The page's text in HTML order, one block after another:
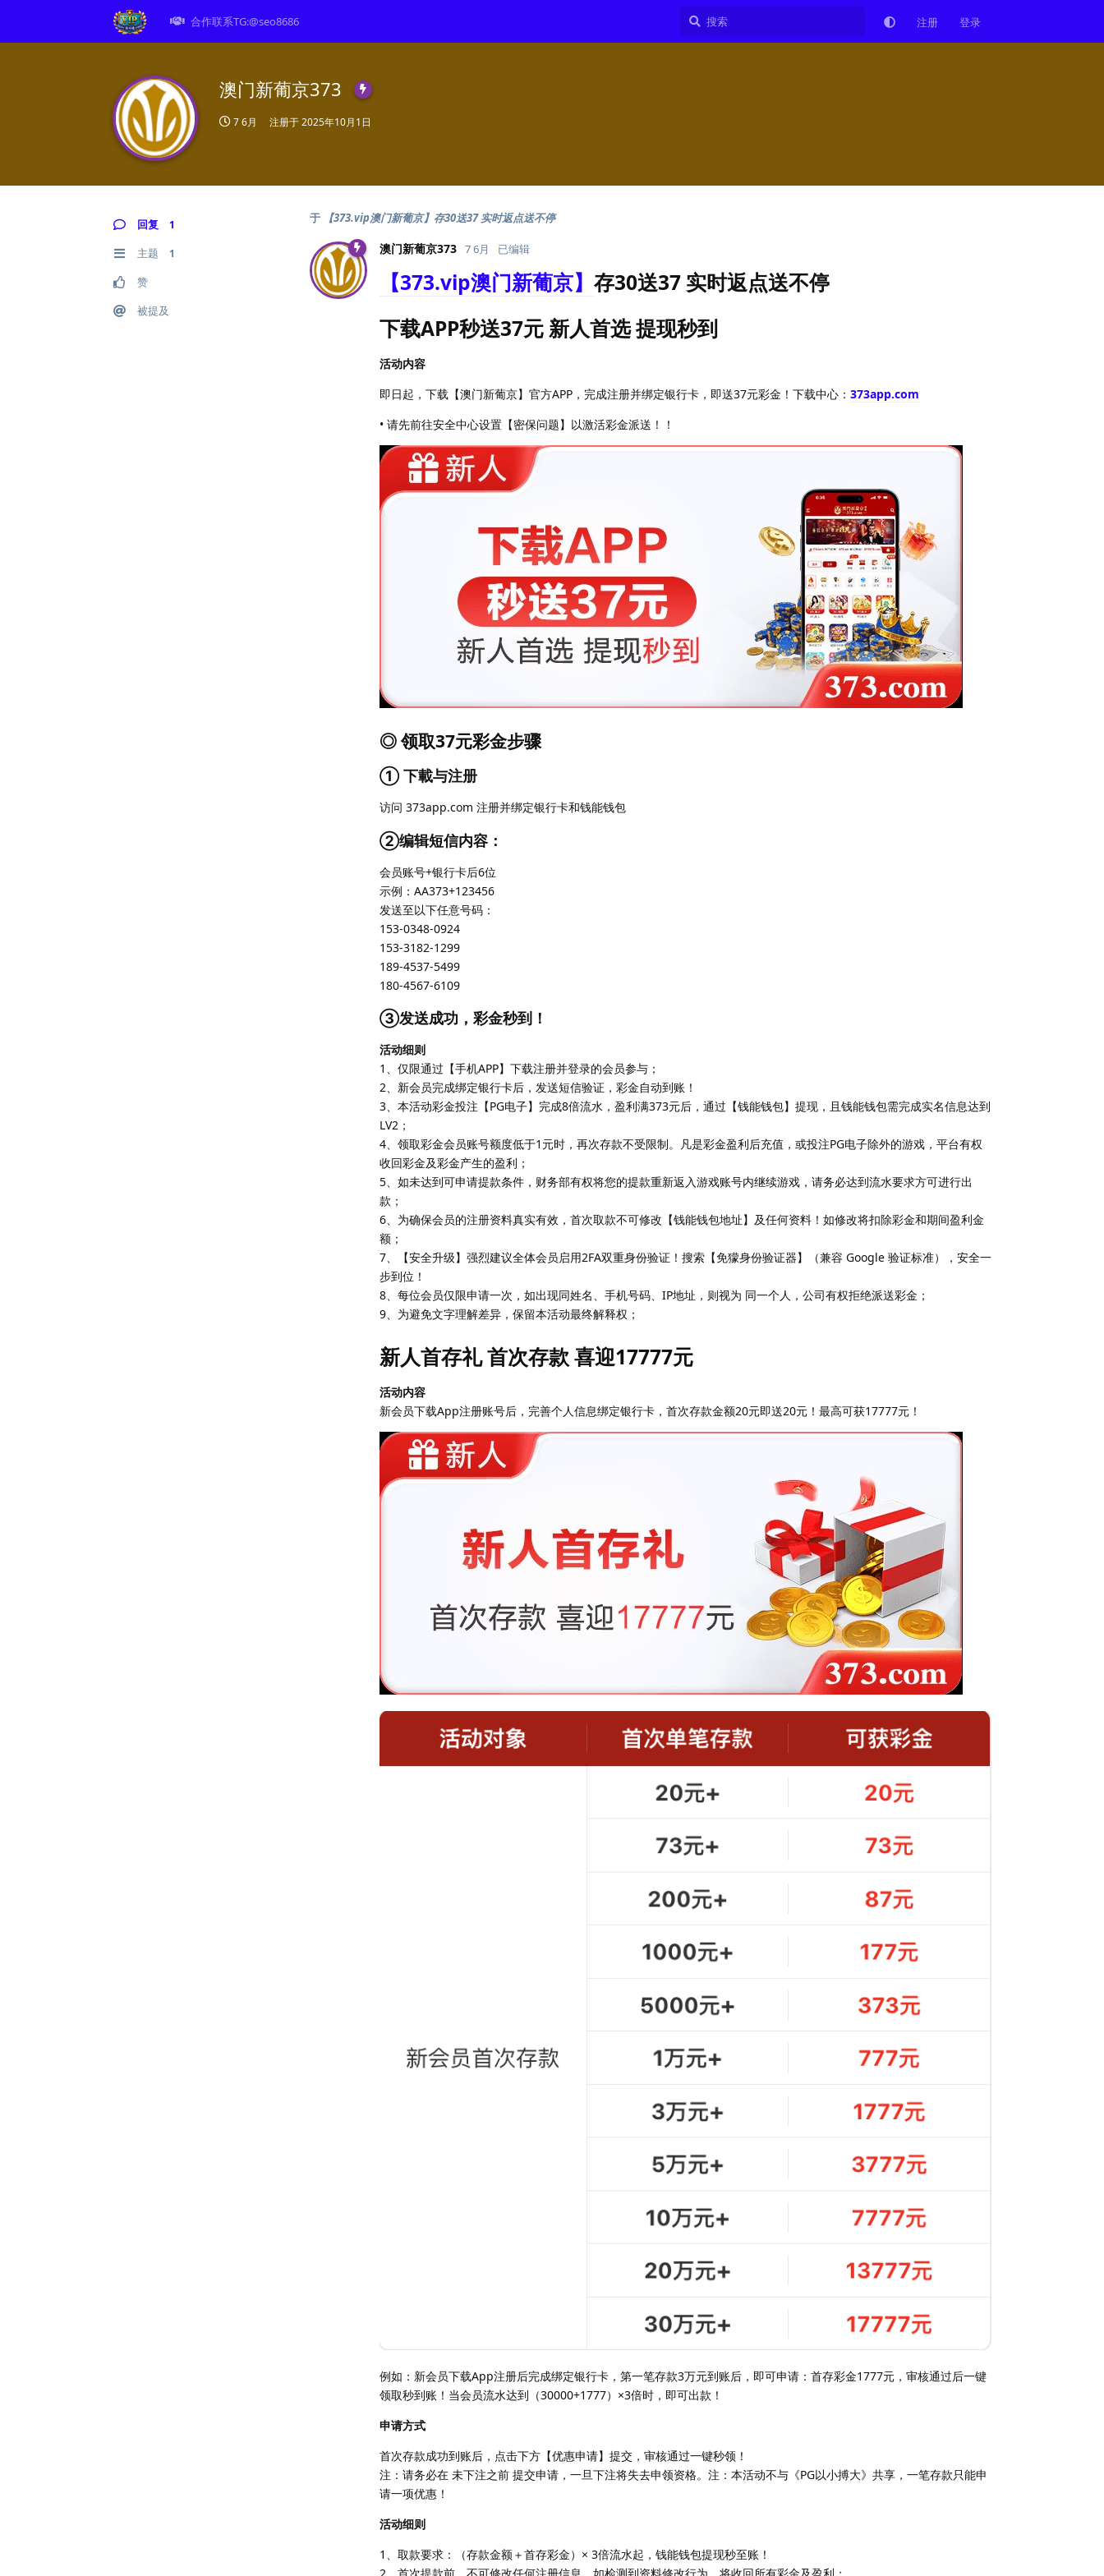
合作联系TG:@seo8686 注册 登录
澳门新葡京373
7 6月 注册于2025年10月1日
回复 1
主题 1
赞
被提及
于 【373.vip澳门新葡京】存30送37 实时返点送不停
澳门新葡京373 7 6月 已编辑
【373.vip澳门新葡京】 存30送37 实时返点送不停
下载APP秒送37元 新人首选 提现秒到
活动内容
即日起，下载【澳门新葡京】官方APP，完成注册并绑定银行卡，即送37元彩金！下载中心： 373app.com
• 请先前往安全中心设置【密保问题】以激活彩金派送！！
◎ 领取37元彩金步骤
① 下載与注册
访问 373app.com 注册并绑定银行卡和钱能钱包
②编辑短信内容：
会员账号+银行卡后6位
示例：AA373+123456
发送至以下任意号码：
153-0348-0924
153-3182-1299
189-4537-5499
180-4567-6109
③发送成功，彩金秒到！
活动细则
1、仅限通过【手机APP】下载注册并登录的会员参与；
2、新会员完成绑定银行卡后，发送短信验证，彩金自动到账！
3、本活动彩金投注【PG电子】完成8倍流水，盈利满373元后，通过【钱能钱包】提现，且钱能钱包需完成实名信息达到
LV2；
4、领取彩金会员账号额度低于1元时，再次存款不受限制。凡是彩金盈利后充值，或投注PG电子除外的游戏，平台有权
收回彩金及彩金产生的盈利；
5、如未达到可申请提款条件，财务部有权将您的提款重新返入游戏账号内继续游戏，请务必达到流水要求方可进行出
款；
6、为确保会员的注册资料真实有效，首次取款不可修改【钱能钱包地址】及任何资料！如修改将扣除彩金和期间盈利金
额；
7、【安全升级】强烈建议全体会员启用2FA双重身份验证！搜索【免獴身份验证器】（兼容 Google 验证标准），安全一
步到位！
8、每位会员仅限申请一次，如出现同姓名、手机号码、IP地址，则视为 同一个人，公司有权拒绝派送彩金；
9、为避免文字理解差异，保留本活动最终解释权；
新人首存礼 首次存款 喜迎17777元
活动内容
新会员下载App注册账号后，完善个人信息绑定银行卡，首次存款金额20元即送20元！最高可获17777元！
例如：新会员下载App注册后完成绑定银行卡，第一笔存款3万元到账后，即可申请：首存彩金1777元，审核通过后一键
领取秒到账！当会员流水达到（30000+1777）×3倍时，即可出款！
申请方式
首次存款成功到账后，点击下方【优惠申请】提交，审核通过一键秒领！
注：请务必在 未下注之前 提交申请，一旦下注将失去申领资格。注：本活动不与《PG以小搏大》共享，一笔存款只能申
请一项优惠！
活动细则
1、取款要求：（存款金额＋首存彩金）× 3倍流水起，钱能钱包提现秒至账！
2、首次提款前，不可修改任何注册信息。如检测到资料修改行为，将收回所有彩金及盈利；